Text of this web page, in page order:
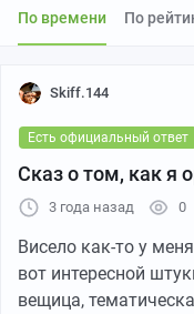
По времени По
Skiff.144
Есть официальный ответ
Сказ о том, как я
3 года назад 0
Висело как-то у
вот интересной
вещица,